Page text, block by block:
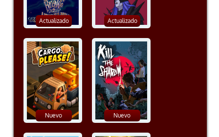
Actualizado Actualizado
Nuevo Nuevo